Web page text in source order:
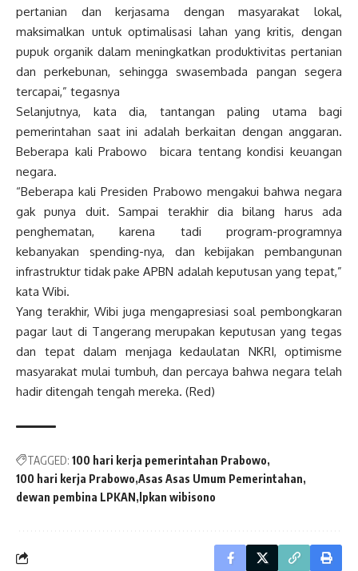
pertanian dan kerjasama dengan masyarakat lokal,
maksimalkan untuk optimalisasi lahan yang kritis, dengan
pupuk organik dalam meningkatkan produktivitas pertanian
dan perkebunan, sehingga swasembada pangan segera
tercapai,” tegasnya
Selanjutnya, kata dia, tantangan paling utama bagi
pemerintahan saat ini adalah berkaitan dengan anggaran.
Beberapa kali Prabowo bicara tentang kondisi keuangan
negara.
“Beberapa kali Presiden Prabowo mengakui bahwa negara
gak punya duit. Sampai terakhir dia bilang harus ada
penghematan, karena tadi program-programnya
kebanyakan spending-nya, dan kebijakan pembangunan
infrastruktur tidak pake APBN adalah keputusan yang tepat,”
kata Wibi.
Yang terakhir, Wibi juga mengapresiasi soal pembongkaran
pagar laut di Tangerang merupakan keputusan yang tegas
dan tepat dalam menjaga kedaulatan NKRI, optimisme
masyarakat mulai tumbuh, dan percaya bahwa negara telah
hadir ditengah tengah mereka. (Red)
TAGGED: 100 hari kerja pemerintahan Prabowo
100 hari kerja Prabowo Asas Asas Umum Pemerintahan
dewan pembina LPKAN lpkan wibisono